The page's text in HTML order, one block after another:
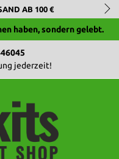
AB 100 €
haben, sondern gelebt.
jederzeit!